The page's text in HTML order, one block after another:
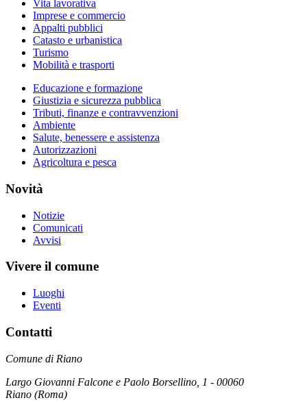
Vita lavorativa
Imprese e commercio
Appalti pubblici
Catasto e urbanistica
Turismo
Mobilità e trasporti
Educazione e formazione
Giustizia e sicurezza pubblica
Tributi, finanze e contravvenzioni
Ambiente
Salute, benessere e assistenza
Autorizzazioni
Agricoltura e pesca
Novità
Notizie
Comunicati
Avvisi
Vivere il comune
Luoghi
Eventi
Contatti
Comune di Riano
Largo Giovanni Falcone e Paolo Borsellino, 1 - 00060
Riano (Roma)